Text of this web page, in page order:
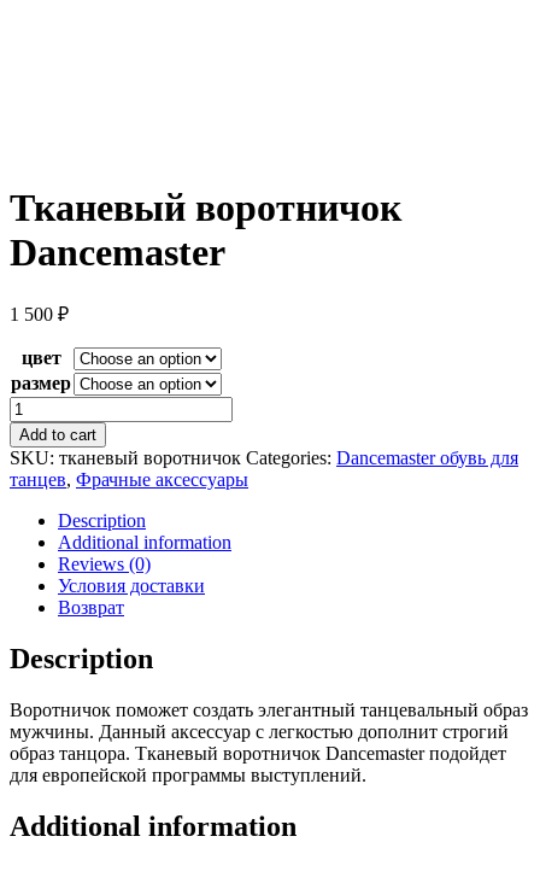
Тканевый воротничок
Dancemaster
1 500 ₽
цвет
размер
Тканевый
воротничок
Dancemaster
quantity
Add to cart
SKU: тканевый воротничок Categories: Dancemaster обувь для
танцев, Фрачные аксессуары
Description
Additional information
Reviews (0)
Условия доставки
Возврат
Description
Воротничок поможет создать элегантный танцевальный образ
мужчины. Данный аксессуар с легкостью дополнит строгий
образ танцора. Тканевый воротничок Dancemaster подойдет
для европейской программы выступлений.
Additional information